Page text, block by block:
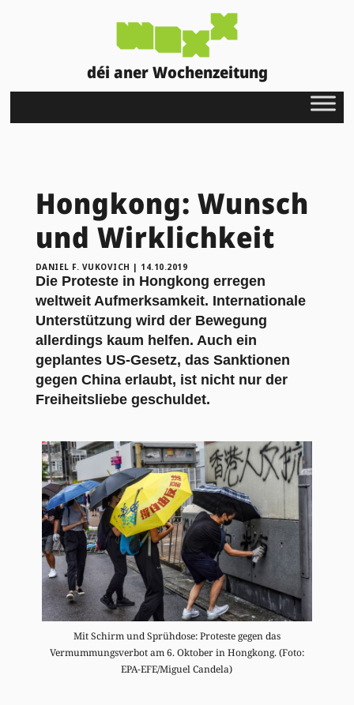
déi aner Wochenzeitung
Hongkong: Wunsch
und Wirklichkeit
DANIEL F. VUKOVICH | 14.10.2019
Die Proteste in Hongkong erregen
weltweit Aufmerksamkeit. Internationale
Unterstützung wird der Bewegung
allerdings kaum helfen. Auch ein
geplantes US-Gesetz, das Sanktionen
gegen China erlaubt, ist nicht nur der
Freiheitsliebe geschuldet.
Mit Schirm und Sprühdose: Proteste gegen das
Vermummungsverbot am 6. Oktober in Hongkong. (Foto:
EPA-EFE/Miguel Candela)